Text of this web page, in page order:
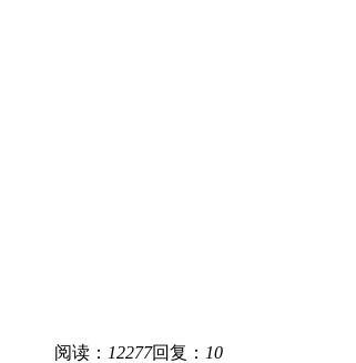
阅读： 12277回复： 10